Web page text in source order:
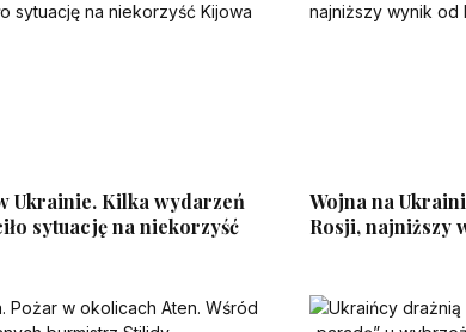
Ukrainie. Kilka wydarzeń
sytuację na niekorzyść
Wojna na
Rosji, najniższy